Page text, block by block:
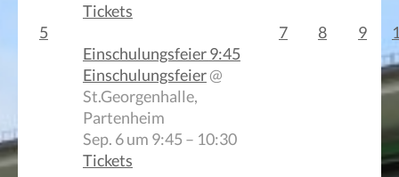
5
Tickets
Einschulungsfeier9:45
Einschulungsfeier@
St.Georgenhalle,
Partenheim
Sep. 6 um 9:45 – 10:30
Tickets
7 8 9